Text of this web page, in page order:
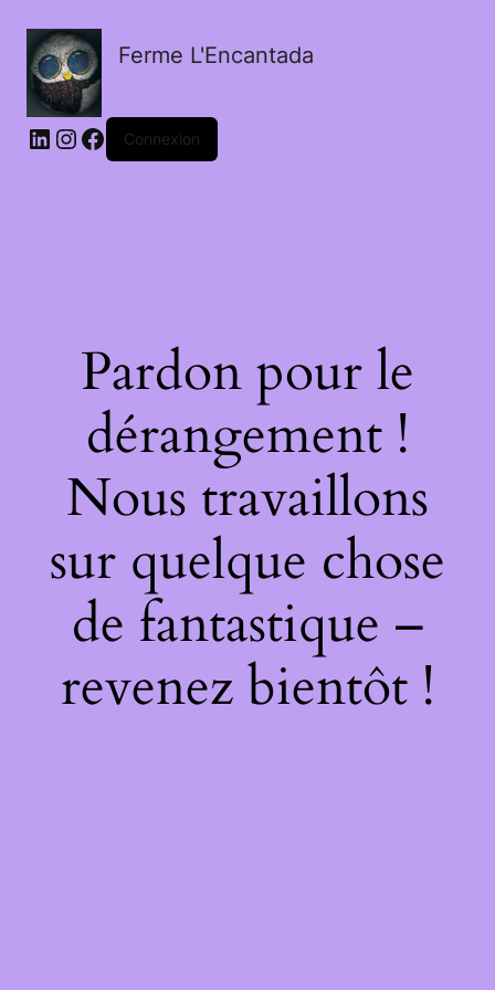
Ferme L'Encantada
LinkedIn
Instagram
Facebook
Connexion
Pardon pour le
dérangement !
Nous travaillons
sur quelque chose
de fantastique –
revenez bientôt !